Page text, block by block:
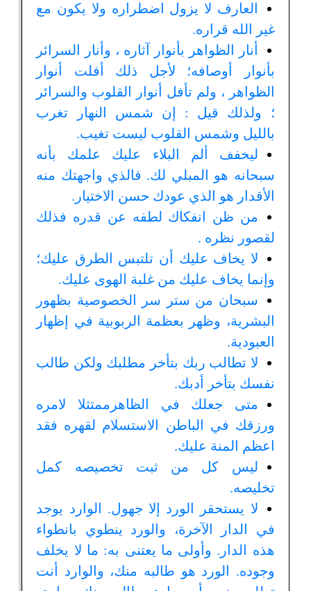
العارف لا يزول اضطراره ولا يكون مع
غير الله قراره.
أنار الظواهر بأنوار آثاره ، وأنار السرائر
بأنوار أوصافه؛ لأجل ذلك أفلت أنوار
الظواهر ، ولم تأفل أنوار القلوب والسرائر
؛ ولذلك قيل : إن شمس النهار تغرب
بالليل وشمس القلوب ليست تغيب.
ليخفف ألم البلاء عليك علمك بأنه
سبحانه هو المبلي لك. فالذي واجهتك منه
الأقدار هو الذي عودك حسن الاختيار.
من ظن انفكاك لطفه عن قدره فذلك
لقصور نظره .
لا يخاف عليك أن تلتبس الطرق عليك؛
وإنما يخاف عليك من غلبة الهوى عليك.
سبحان من ستر سر الخصوصية بظهور
البشرية، وظهر بعظمة الربوبية في إظهار
العبودية.
لا تطالب ربك بتأخر مطلبك ولكن طالب
نفسك بتأخر أدبك.
متى جعلك في الظاهرممتثلا لامره
ورزقك في الباطن الاستسلام لقهره فقد
اعظم المنة عليك.
ليس كل من ثبت تخصيصه كمل
تخليصه.
لا يستحقر الورد إلا جهول. الوارد يوجد
في الدار الآخرة، والورد ينطوي بانطواء
هذه الدار. وأولى ما يعتنى به: ما لا يخلف
وجوده. الورد هو طالبه منك، والوارد أنت